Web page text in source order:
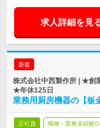
求人詳細を見
新着
株式会社中西製作所 | ★創
★年休125日
業務用厨房機器の【板
正社員 職種・業種未経験